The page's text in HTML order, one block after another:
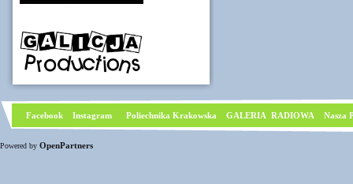
Facebook Instagram Poliechnika Krakowska GALERIA RADIOWA Nasza
Powered by OpenPartners